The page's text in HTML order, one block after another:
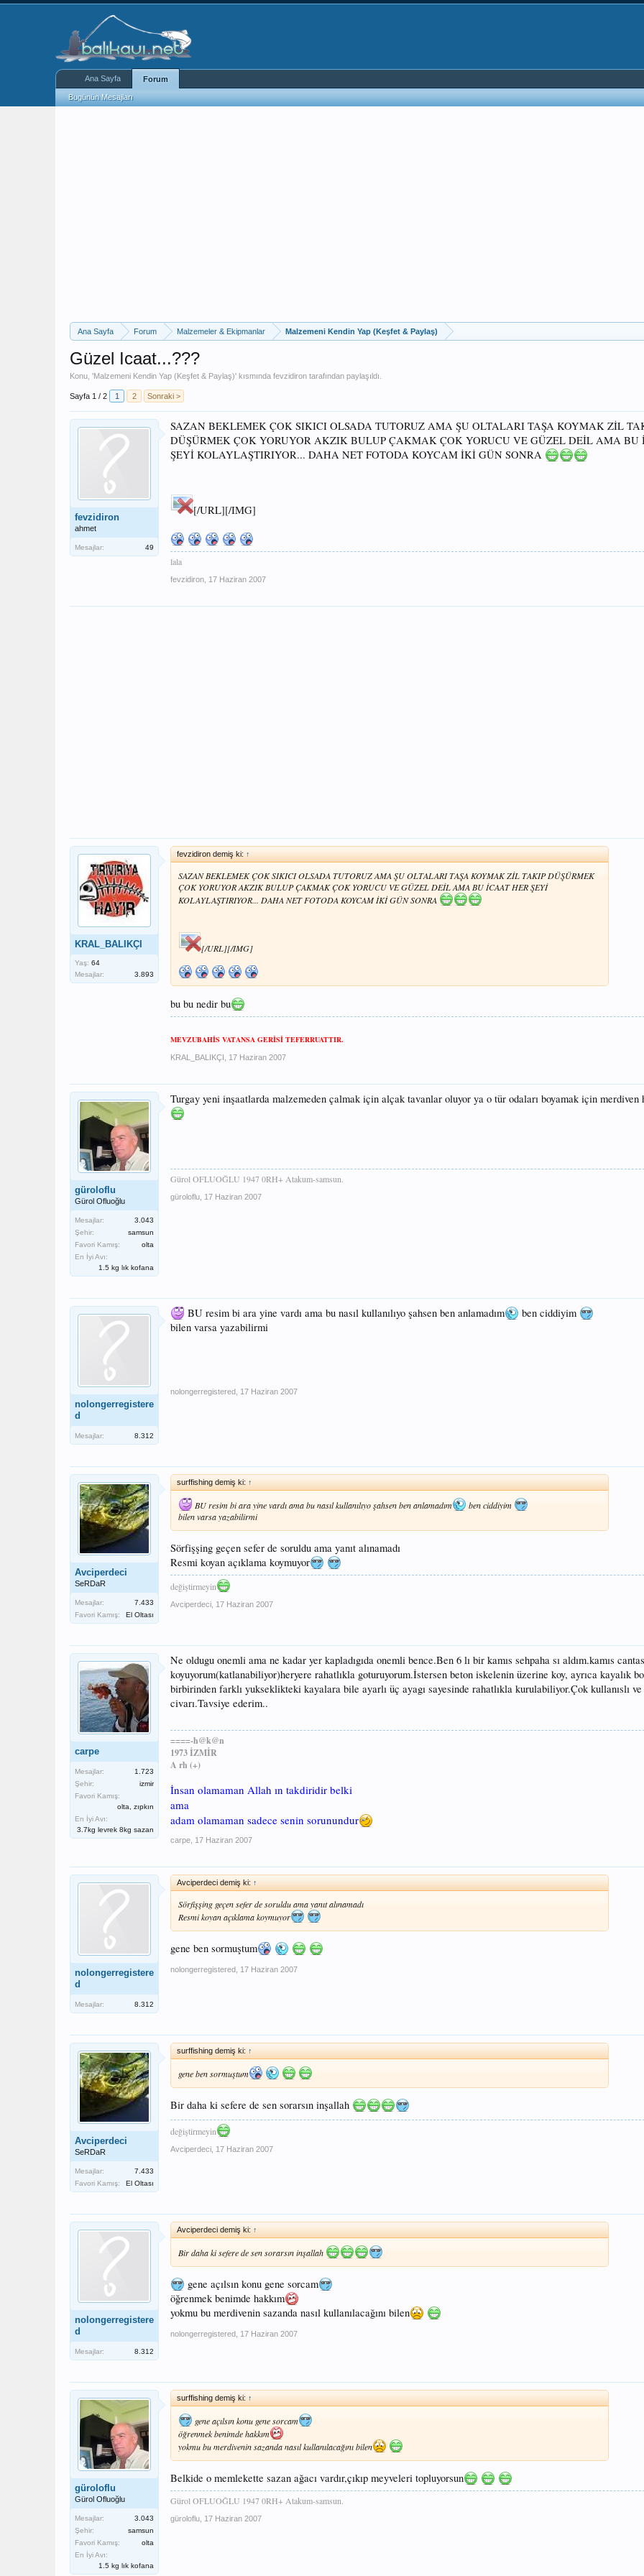
Ana Sayfa Forum Malzemeler & Ekipmanlar Malzemeni Kendin Yap (Keşfet & Paylaş)
Güzel Icaat...???
Konu, 'Malzemeni Kendin Yap (Keşfet & Paylaş)' kısmında fevzidiron tarafından paylaşıldı.
Sayfa 1 / 2 1 2 Sonraki >
fevzidiron
ahmet
Mesajlar: 49
SAZAN BEKLEMEK ÇOK SIKICI OLSADA TUTORUZ AMA ŞU OLTALARI TAŞA KOYMAK ZİL
DÜŞÜRMEK ÇOK YORUYOR AKZIK BULUP ÇAKMAK ÇOK YORUCU VE GÜZEL DEİL AMA BU
ŞEYİ KOLAYLAŞTIRIYOR... DAHA NET FOTODA KOYCAM İKİ GÜN SONRA
[/URL][/IMG]
lala
fevzidiron 17 Haziran 2007
KRAL_BALIKÇI
Yaş: 64
Mesajlar:
3.893
fevzidiron demiş ki: ↑
SAZAN BEKLEMEK ÇOK SIKICI OLSADA TUTORUZ AMA ŞU OLTALARI TAŞA KOYMAK ZİL TAKIP DÜŞÜRMEK
ÇOK YORUYOR AKZIK BULUP ÇAKMAK ÇOK YORUCU VE GÜZEL DEİL AMA BU İCAAT HER ŞEYİ
KOLAYLAŞTIRIYOR... DAHA NET FOTODA KOYCAM İKİ GÜN SONRA
[/URL][/IMG]
bu bu nedir bu
MEVZUBAHİS VATANSA GERİSİ TEFERRUATTIR.
KRAL_BALIKÇI 17 Haziran 2007
güroloflu
Gürol Ofluoğlu
Mesajlar:
3.043
Şehir:
samsun
Favori Kamış:
olta
En İyi Avı:
1.5 kg lık kofana
Turgay yeni inşaatlarda malzemeden çalmak için alçak tavanlar oluyor ya o tür odaları boyamak için merdiven
Gürol OFLUOĞLU 1947 0RH+ Atakum-samsun.
güroloflu 17 Haziran 2007
nolongerregistere
d
Mesajlar: 8.312
BU resim bi ara yine vardı ama bu nasıl kullanılıyo şahsen ben anlamadım
ben ciddiyim
bilen varsa yazabilirmi
nolongerregistered 17 Haziran 2007
Avciperdeci
SeRDaR
Mesajlar:
7.433
Favori Kamış:
El Oltası
surffishing demiş ki: ↑
BU resim bi ara yine vardı ama bu nasıl kullanılıyo şahsen ben anlamadım
ben ciddiyim
bilen varsa yazabilirmi
Sörfişşing geçen sefer de soruldu ama yanıt alınamadı
Resmi koyan açıklama koymuyor
değiştirmeyin
Avciperdeci 17 Haziran 2007
carpe
Mesajlar:
1.723
Şehir:
izmir
Favori Kamış:
olta, zıpkın
En İyi Avı:
3.7kg levrek 8kg sazan
Ne oldugu onemli ama ne kadar yer kapladıgıda onemli bence.Ben 6 lı bir kamıs sehpaha sı aldım.kamıs
koyuyorum(katlanabiliyor)heryere rahatlıkla goturuyorum.İstersen beton iskelenin üzerine koy, ayrıca kayalık
birbirinden farklı yukseklikteki kayalara bile ayarlı üç ayagı sayesinde rahatlıkla kurulabiliyor.Çok kullanıslı
civarı.Tavsiye ederim..
====-h@k@n
1973 İZMİR
A rh (+)
İnsan olamaman Allah ın takdiridir belki
ama
adam olamaman sadece senin sorunundur
carpe 17 Haziran 2007
nolongerregistere
d
Mesajlar: 8.312
Avciperdeci demiş ki: ↑
Sörfişşing geçen sefer de soruldu ama yanıt alınamadı
Resmi koyan açıklama koymuyor
gene ben sormuştum
nolongerregistered 17 Haziran 2007
Avciperdeci
SeRDaR
Mesajlar:
7.433
Favori Kamış:
El Oltası
surffishing demiş ki: ↑
gene ben sormuştum
Bir daha ki sefere de sen sorarsın inşallah
değiştirmeyin
Avciperdeci 17 Haziran 2007
nolongerregistere
d
Mesajlar: 8.312
Avciperdeci demiş ki: ↑
Bir daha ki sefere de sen sorarsın inşallah
gene açılsın konu gene sorcam
öğrenmek benimde hakkım
yokmu bu merdivenin sazanda nasıl kullanılacağını bilen
nolongerregistered 17 Haziran 2007
güroloflu
Gürol Ofluoğlu
Mesajlar:
3.043
Şehir:
samsun
Favori Kamış:
olta
En İyi Avı:
1.5 kg lık kofana
surffishing demiş ki: ↑
gene açılsın konu gene sorcam
öğrenmek benimde hakkım
yokmu bu merdivenin sazanda nasıl kullanılacağını bilen
Belkide o memlekette sazan ağacı vardır,çıkıp meyveleri topluyorsun
Gürol OFLUOĞLU 1947 0RH+ Atakum-samsun.
güroloflu 17 Haziran 2007
Ana Sayfa Forum
Bugünün Mesajları